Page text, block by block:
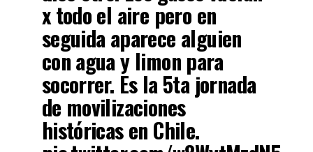
x todo el aire pero en
seguida aparece alguien
con agua y limon para
socorrer. Es la 5ta jornada
de movilizaciones
históricas en Chile.